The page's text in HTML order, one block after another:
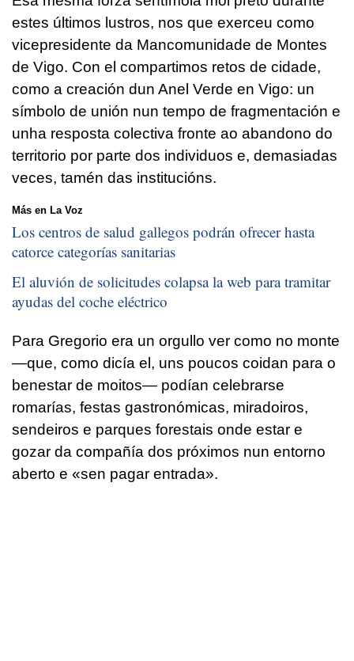
estes últimos lustros, nos que exerceu como
vicepresidente da Mancomunidade de Montes
de Vigo. Con el compartimos retos de cidade,
como a creación dun Anel Verde en Vigo: un
símbolo de unión nun tempo de fragmentación e
unha resposta colectiva fronte ao abandono do
territorio por parte dos individuos e, demasiadas
veces, tamén das institucións.
Más en La Voz
Los centros de salud gallegos podrán ofrecer hasta
catorce categorías sanitarias
El aluvión de solicitudes colapsa la web para tramitar
ayudas del coche eléctrico
Para Gregorio era un orgullo ver como no monte
—que, como dicía el, uns poucos coidan para o
benestar de moitos— podían celebrarse
romarías, festas gastronómicas, miradoiros,
sendeiros e parques forestais onde estar e
gozar da compañía dos próximos nun entorno
aberto e «sen pagar entrada».